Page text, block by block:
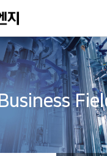
Business